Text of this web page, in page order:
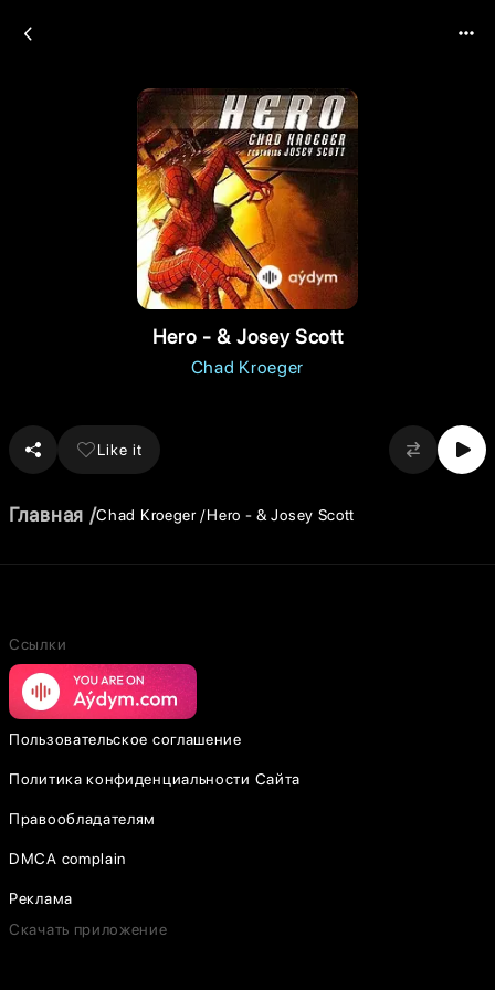
Hero - & Josey Scott
Chad Kroeger
Like it
Главная Chad Kroeger Hero - & Josey Scott
Ссылки
Пользовательское соглашение
Политика конфиденциальности Сайта
Правообладателям
DMCA complain
Реклама
Скачать приложение